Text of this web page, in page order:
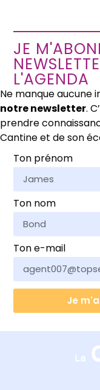
JE
L'AGENDA
Ne manque aucune
notre newsletter.
prendre
Cantine et de son
Ton prénom
Ton nom
Ton e-mail
Je